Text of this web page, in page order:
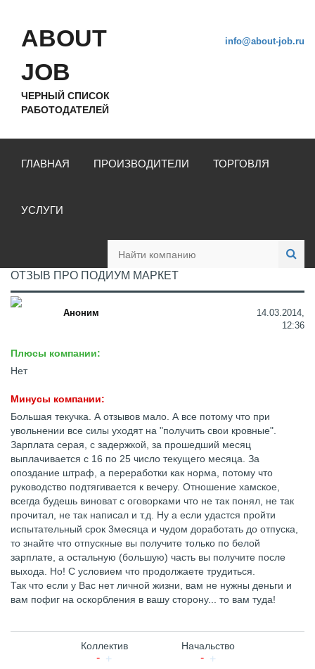
ABOUT
JOB
ЧЕРНЫЙ СПИСОК
РАБОТОДАТЕЛЕЙ
info@about-job.ru
ГЛАВНАЯ ПРОИЗВОДИТЕЛИ ТОРГОВЛЯ
УСЛУГИ
ОТЗЫВ ПРО ПОДИУМ МАРКЕТ
Аноним
14.03.2014,
12:36
Плюсы компании:
Нет
Минусы компании:
Большая текучка. А отзывов мало. А все потому что при
увольнении все силы уходят на "получить свои кровные".
Зарплата серая, с задержкой, за прошедший месяц
выплачивается с 16 по 25 число текущего месяца. За
опоздание штраф, а переработки как норма, потому что
руководство подтягивается к вечеру. Отношение хамское,
всегда будешь виноват с оговорками что не так понял, не так
прочитал, не так написал и т.д. Ну а если удастся пройти
испытательный срок 3месяца и чудом доработать до отпуска,
то знайте что отпускные вы получите только по белой
зарплате, а остальную (большую) часть вы получите после
выхода. Но! С условием что продолжаете трудиться.
Так что если у Вас нет личной жизни, вам не нужны деньги и
вам пофиг на оскорбления в вашу сторону... то вам туда!
Коллектив Начальство